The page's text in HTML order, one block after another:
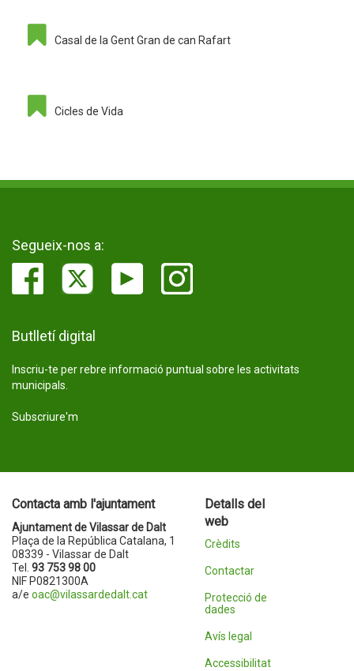
Casal de la Gent Gran de can Rafart
Cicles de Vida
Segueix-nos a:
Butlletí digital
Inscriu-te per rebre informació puntual sobre les activitats
municipals.
Subscriure'm
Contacta amb l'ajuntament
Ajuntament de Vilassar de Dalt
Plaça de la República Catalana, 1
08339 - Vilassar de Dalt
Tel. 93 753 98 00
NIF P0821300A
a/e oac@vilassardedalt.cat
Detalls del
web
Crèdits
Contactar
Protecció de
dades
Avís legal
Accessibilitat